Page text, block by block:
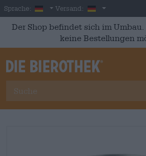
Skip to main content
Sprache: German
Versand: Deutschland
Der Shop befindet sich im
keine Bestellungen